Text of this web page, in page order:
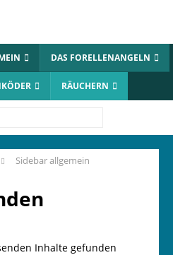
DAS FORELLENANGELN
RÄUCHERN
Sidebar allgemein
Inhalte gefunden